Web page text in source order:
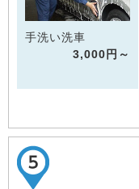
手洗い洗車
3,000円～